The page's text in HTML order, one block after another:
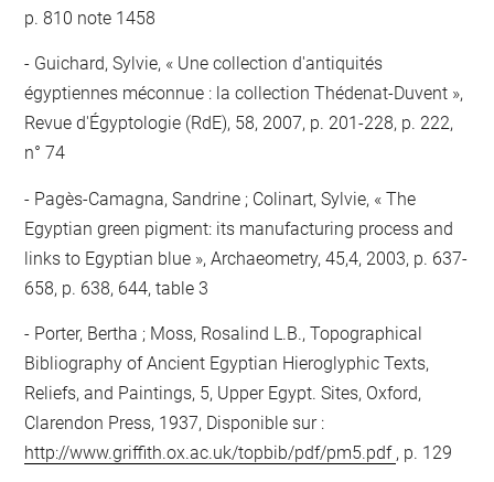
p. 810 note 1458
Guichard, Sylvie, « Une collection d'antiquités
égyptiennes méconnue : la collection Thédenat-Duvent »,
Revue d'Égyptologie (RdE), 58, 2007, p. 201-228, p. 222,
n° 74
Pagès-Camagna, Sandrine ; Colinart, Sylvie, « The
Egyptian green pigment: its manufacturing process and
links to Egyptian blue », Archaeometry, 45,4, 2003, p. 637-
658, p. 638, 644, table 3
Porter, Bertha ; Moss, Rosalind L.B., Topographical
Bibliography of Ancient Egyptian Hieroglyphic Texts,
Reliefs, and Paintings, 5, Upper Egypt. Sites, Oxford,
Clarendon Press, 1937, Disponible sur :
http://www.griffith.ox.ac.uk/topbib/pdf/pm5.pdf , p. 129